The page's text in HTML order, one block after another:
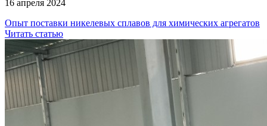
16 апреля 2024
Опыт поставки никелевых сплавов для химических агрегатов
Читать статью